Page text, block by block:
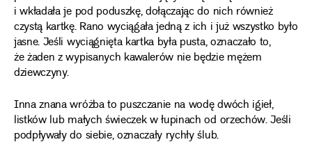
i wkładała je pod poduszkę, dołączając do nich również
czystą kartkę. Rano wyciągała jedną z ich i już wszystko było
jasne. Jeśli wyciągnięta kartka była pusta, oznaczało to,
że żaden z wypisanych kawalerów nie będzie mężem
dziewczyny.
Inna znana wróżba to puszczanie na wodę dwóch igieł,
listków lub małych świeczek w łupinach od orzechów. Jeśli
podpływały do siebie, oznaczały rychły ślub.